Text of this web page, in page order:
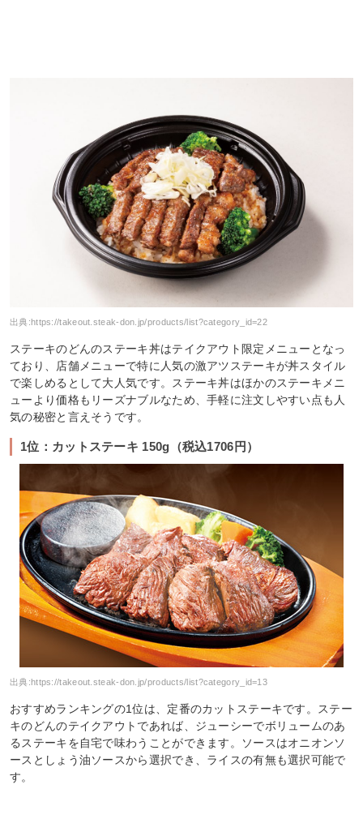
出典:https://takeout.steak-don.jp/products/list?category_id=22
ステーキのどんのステーキ丼はテイクアウト限定メニューとなっ
ており、店舗メニューで特に人気の激アツステーキが丼スタイル
で楽しめるとして大人気です。ステーキ丼はほかのステーキメニ
ューより価格もリーズナブルなため、手軽に注文しやすい点も人
気の秘密と言えそうです。
1位：カットステーキ 150g（税込1706円）
出典:https://takeout.steak-don.jp/products/list?category_id=13
おすすめランキングの1位は、定番のカットステーキです。ステー
キのどんのテイクアウトであれば、ジューシーでボリュームのあ
るステーキを自宅で味わうことができます。ソースはオニオンソ
ースとしょう油ソースから選択でき、ライスの有無も選択可能で
す。